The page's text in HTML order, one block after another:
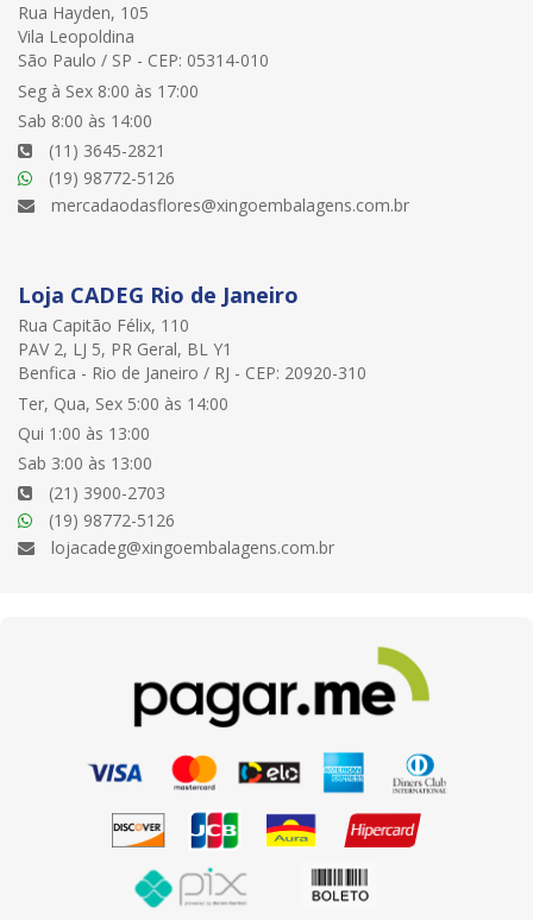
Rua Hayden, 105
Vila Leopoldina
São Paulo / SP - CEP: 05314-010
Seg à Sex 8:00 às 17:00
Sab 8:00 às 14:00
(11) 3645-2821
(19) 98772-5126
mercadaodasflores@xingoembalagens.com.br
Loja CADEG Rio de Janeiro
Rua Capitão Félix, 110
PAV 2, LJ 5, PR Geral, BL Y1
Benfica - Rio de Janeiro / RJ - CEP: 20920-310
Ter, Qua, Sex 5:00 às 14:00
Qui 1:00 às 13:00
Sab 3:00 às 13:00
(21) 3900-2703
(19) 98772-5126
lojacadeg@xingoembalagens.com.br